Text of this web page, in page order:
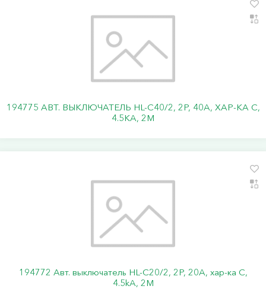
194775 АВТ. ВЫКЛЮЧАТЕЛЬ HL-C40/2, 2P, 40A, ХАР-КА C,
4.5KA, 2M
194772 Авт. выключатель HL-C20/2, 2P, 20A, хар-ка C,
4.5kA, 2M